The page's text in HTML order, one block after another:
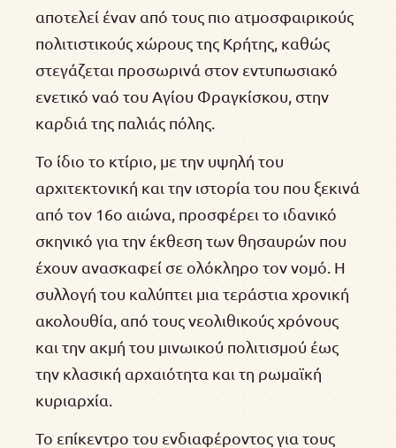
αποτελεί έναν από τους πιο ατμοσφαιρικούς
πολιτιστικούς χώρους της Κρήτης, καθώς
στεγάζεται προσωρινά στον εντυπωσιακό
ενετικό ναό του Αγίου Φραγκίσκου, στην
καρδιά της παλιάς πόλης.
Το ίδιο το κτίριο, με την υψηλή του
αρχιτεκτονική και την ιστορία του που ξεκινά
από τον 16ο αιώνα, προσφέρει το ιδανικό
σκηνικό για την έκθεση των θησαυρών που
έχουν ανασκαφεί σε ολόκληρο τον νομό. Η
συλλογή του καλύπτει μια τεράστια χρονική
ακολουθία, από τους νεολιθικούς χρόνους
και την ακμή του μινωικού πολιτισμού έως
την κλασική αρχαιότητα και τη ρωμαϊκή
κυριαρχία.
Το επίκεντρο του ενδιαφέροντος για τους